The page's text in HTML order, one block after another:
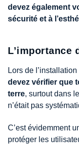
devez également
sécurité et à
L’importance
Lors de
devez vérifier que
terre, surtout dans
n’était pas
C’est évidemment
protéger les